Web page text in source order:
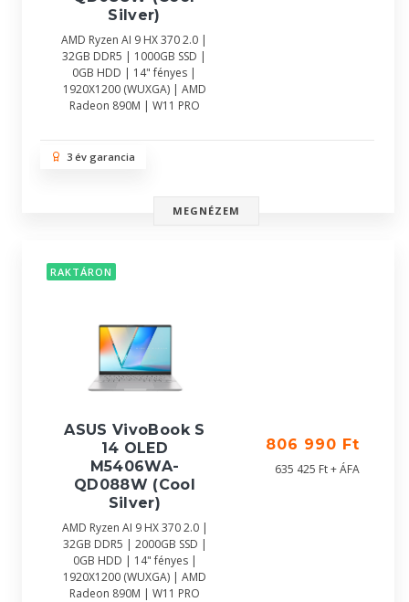
Silver)
AMD Ryzen AI 9 HX 370 2.0 |
32GB DDR5 | 1000GB SSD |
0GB HDD | 14" fényes |
1920X1200 (WUXGA) | AMD
Radeon 890M | W11 PRO
3 év garancia
MEGNÉZEM
RAKTÁRON
ASUS VivoBook S
14 OLED
M5406WA-
QD088W (Cool
Silver)
AMD Ryzen AI 9 HX 370 2.0 |
32GB DDR5 | 2000GB SSD |
0GB HDD | 14" fényes |
1920X1200 (WUXGA) | AMD
Radeon 890M | W11 PRO
806 990 Ft
635 425 Ft + ÁFA